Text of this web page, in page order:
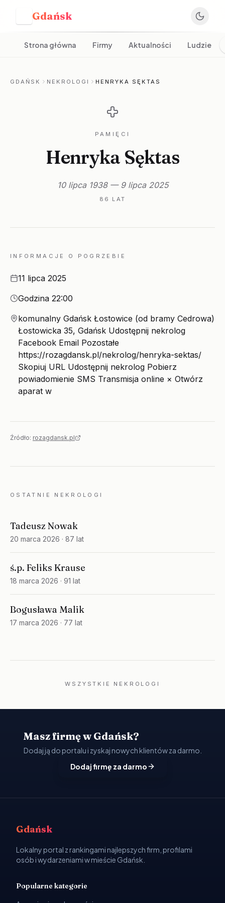
Gdańsk
Strona główna Firmy Aktualności Ludzie
GDAŃSK NEKROLOGI HENRYKA SĘKTAS
PAMIĘCI
Henryka Sęktas
10 lipca 1938 — 9 lipca 2025
86 LAT
INFORMACJE O POGRZEBIE
Data11 lipca 2025
Godzina
Godzina 22:00
Miejsce
komunalny Gdańsk Łostowice (od bramy Cedrowa)
Łostowicka 35, Gdańsk Udostępnij nekrolog
Facebook Email Pozostałe
https://rozagdansk.pl/nekrolog/henryka-sektas/
Skopiuj URL Udostępnij nekrolog Pobierz
powiadomienie SMS Transmisja online × Otwórz
aparat w
Źródło: rozagdansk.pl
OSTATNIE NEKROLOGI
Tadeusz Nowak
20 marca 2026 · 87 lat
ś.p. Feliks Krause
18 marca 2026 · 91 lat
Bogusława Malik
17 marca 2026 · 77 lat
WSZYSTKIE NEKROLOGI
Masz firmę w Gdańsk?
Dodaj ją do portalu i zyskaj nowych klientów za darmo.
Dodaj firmę za darmo
Gdańsk
Lokalny portal z rankingami najlepszych firm, profilami
osób i wydarzeniami w mieście Gdańsk.
Popularne kategorie